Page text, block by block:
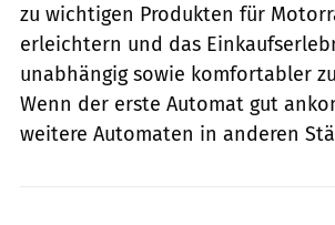
zu wichtigen Produkten für
erleichtern und das
unabhängig sowie komfortabler
Wenn der erste Automat gut
weitere Automaten in anderen